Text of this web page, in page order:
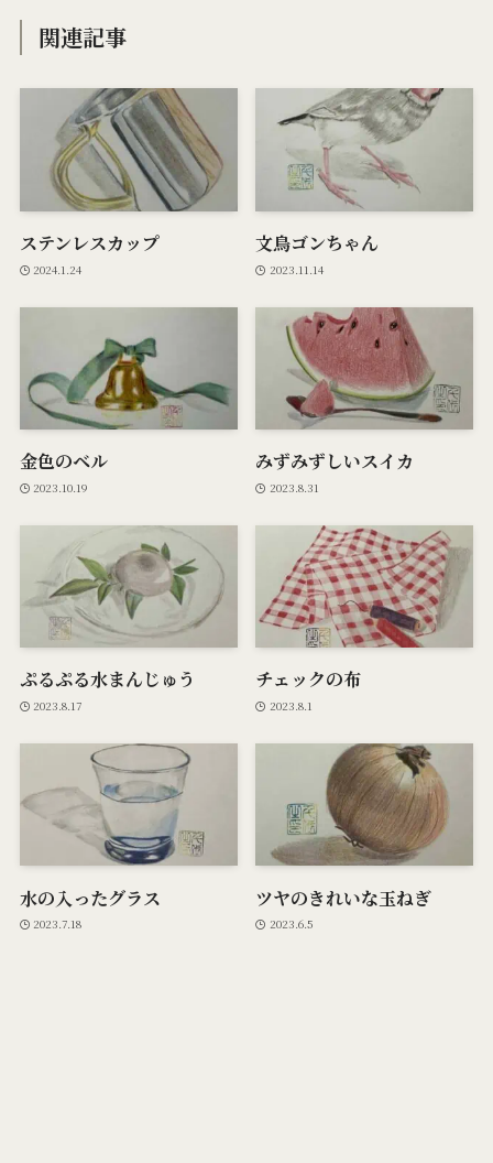
関連記事
ステンレスカップ
2024.1.24
文鳥ゴンちゃん
2023.11.14
金色のベル
2023.10.19
みずみずしいスイカ
2023.8.31
ぷるぷる水まんじゅう
2023.8.17
チェックの布
2023.8.1
水の入ったグラス
2023.7.18
ツヤのきれいな玉ねぎ
2023.6.5